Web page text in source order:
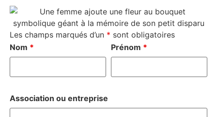
Les champs marqués d’un * sont obligatoires
Nom * Prénom *
Association ou entreprise